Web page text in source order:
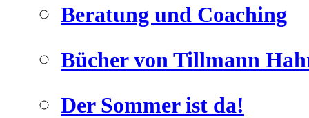
Beratung und Coaching
Bücher von Tillmann
Der Sommer ist da!